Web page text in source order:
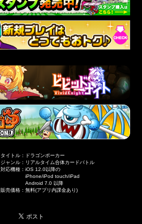
タイトル ：
ドラゴンポーカー
ジャンル ： リアルタイム合体カードバトル
対応機種 ：iOS 12.0以降の
iPhone/iPod touch/iPad
Android 7.0 以降
販売価格 ：無料(アプリ内課金あり)